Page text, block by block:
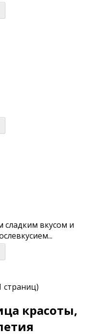
сладким вкусом и
страниц)
красоты,